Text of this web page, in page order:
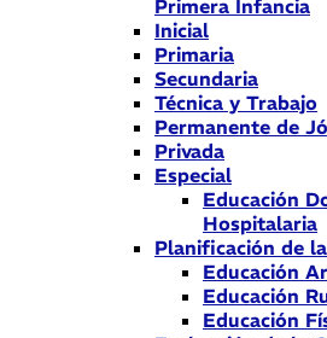
Primera Infancia
Inicial
Primaria
Secundaria
Técnica y Trabajo
Permanente de
Privada
Especial
Educación
Hospitalaria
Planificación de
Educación
Educación
Educación